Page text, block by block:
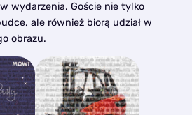
wydarzenia. Goście nie tylko
ale również biorą udział w
obrazu.